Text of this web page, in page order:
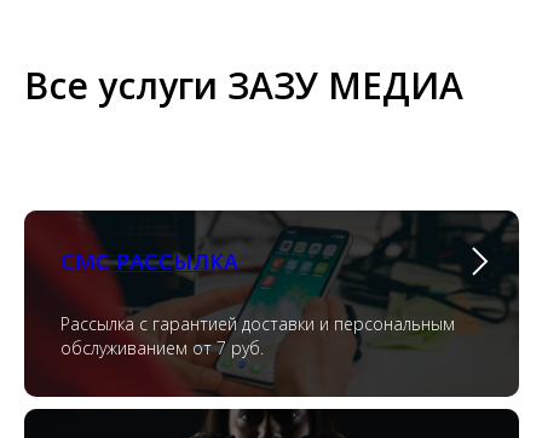
Все услуги ЗАЗУ МЕДИА
СМС РАССЫЛКА
Рассылка с гарантией доставки и персональным
обслуживанием от 7 руб.